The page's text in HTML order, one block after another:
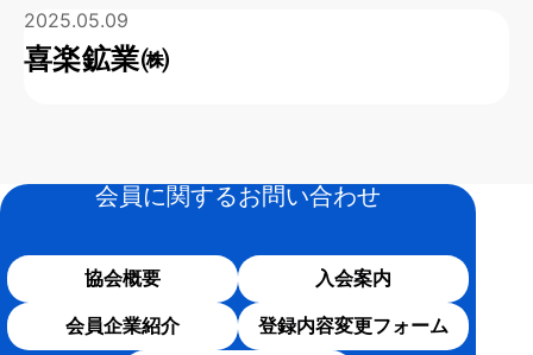
2025.05.09
喜楽鉱業㈱
会員に関するお問い合わせ
協会概要
入会案内
会員企業紹介
登録内容変更フォーム